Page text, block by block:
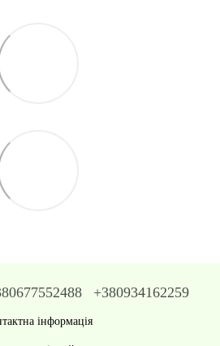
+380934162259
інформація